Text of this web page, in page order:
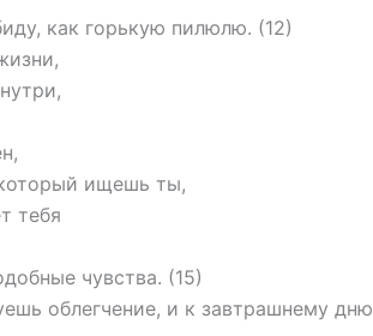
как горькую пилюлю. (12)
ищешь ты,
тебя
чувства. (15)
облегчение, и к завтрашнему дню